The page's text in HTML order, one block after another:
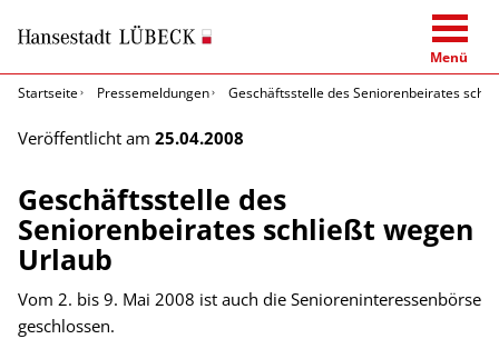
Menü
Startseite
Pressemeldungen Geschäftsstelle des Seniorenbeirates
Veröffentlicht am 25.04.2008
Geschäftsstelle des
Seniorenbeirates schließt wegen
Urlaub
Vom 2. bis 9. Mai 2008 ist auch die Senioreninteressenbörse
geschlossen.